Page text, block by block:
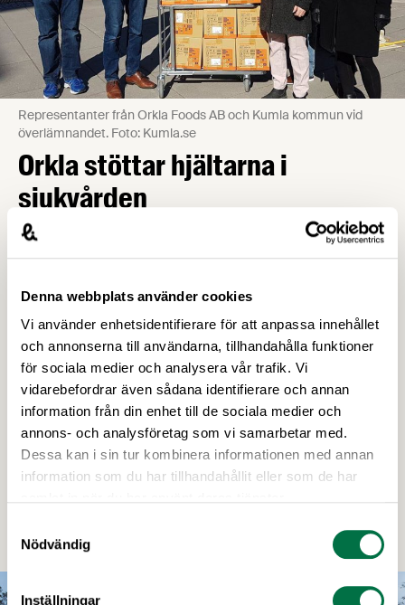
Denna webbplats använder cookies
Vi använder enhetsidentifierare för att anpassa innehållet
och annonserna till användarna, tillhandahålla funktioner
för sociala medier och analysera vår trafik. Vi
vidarebefordrar även sådana identifierare och annan
information från din enhet till de sociala medier och
annons- och analysföretag som vi samarbetar med.
Dessa kan i sin tur kombinera informationen med annan
information som du har tillhandahållit eller som de har
Nödvändig
Inställningar
Representanter från Orkla Foods AB och Kumla kommun vid
överlämnandet. Foto: Kumla.se
Orkla stöttar hjältarna i
sjukvården
Orkla-koncernen bidrar till kampen mot corona på
livsmedelsgren Orkla Foods. Så här skriver Orkla Foods
sjukvården hjältedåd. Därför känns det fantastiskt att
kunna bidra till deras arbete. Vår anläggning i Kumla,
där vi tillagar saft, drycker, kräm, gröt och färdigmat,
har bland annat skänkt 25 000 skyddshandskar till
Kumla Kommun. […] Vi har dessutom skänkt mat till
hemsjukvården i Kävlinge kommun genom vårt
affärsområde FoodSolutions, i hopp om att sprida
ut, så kommer vi att komma förbi det här!”